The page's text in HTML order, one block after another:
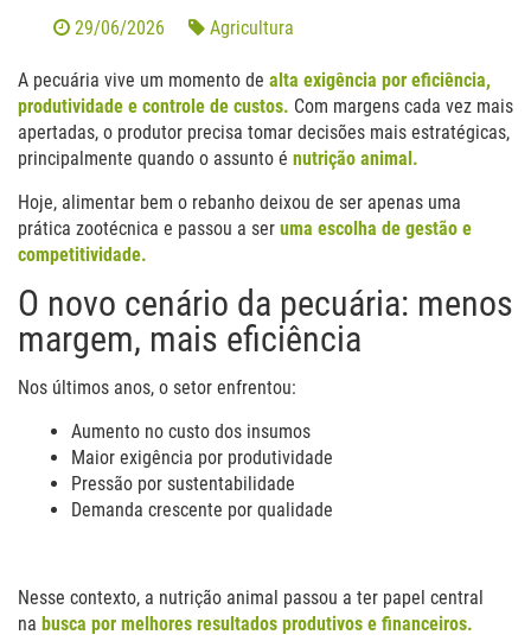
29/06/2026 Agricultura
A pecuária vive um momento de alta exigência por eficiência,
produtividade e controle de custos. Com margens cada vez mais
apertadas, o produtor precisa tomar decisões mais estratégicas,
principalmente quando o assunto é nutrição animal.
Hoje, alimentar bem o rebanho deixou de ser apenas uma
prática zootécnica e passou a ser uma escolha de gestão e
competitividade.
O novo cenário da pecuária: menos
margem, mais eficiência
Nos últimos anos, o setor enfrentou:
Aumento no custo dos insumos
Maior exigência por produtividade
Pressão por sustentabilidade
Demanda crescente por qualidade
Nesse contexto, a nutrição animal passou a ter papel central
na busca por melhores resultados produtivos e financeiros.